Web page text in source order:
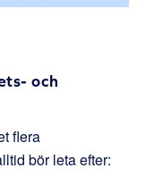
och
flera
bör leta efter: